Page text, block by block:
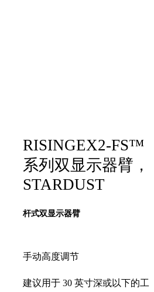
RISINGEX2-FS™
系列双显示器臂，
STARDUST
杆式双显示器臂
手动高度调节
建议用于 30 英寸深或以下的工